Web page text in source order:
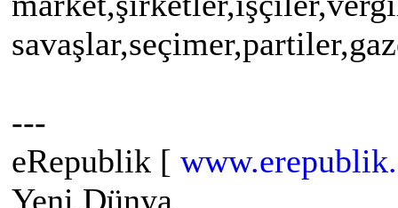
---
eRepublik [
Yeni Dünya